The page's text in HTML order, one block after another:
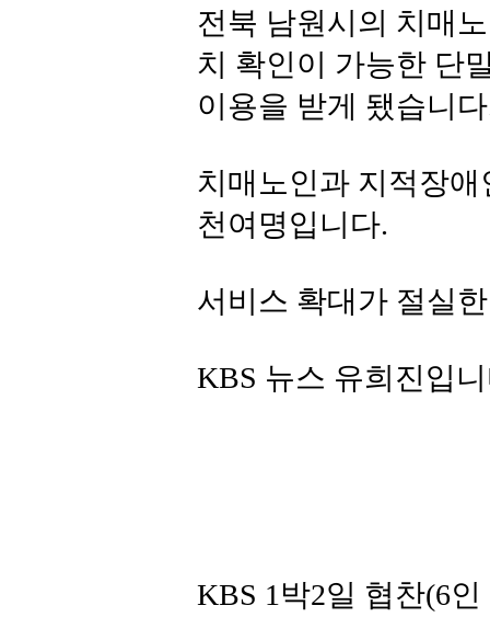
전북 남원시의 치매
치 확인이 가능한 단
이용을 받게 됐습니
치매노인과 지적장
천여명입니다.
서비스 확대가 절실
KBS 뉴스 유희진입
KBS 1박2일 협찬(6